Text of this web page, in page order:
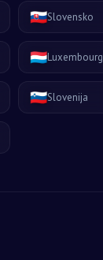
🇸🇰Slovensko
🇱🇺Luxembourg
🇸🇮Slovenija